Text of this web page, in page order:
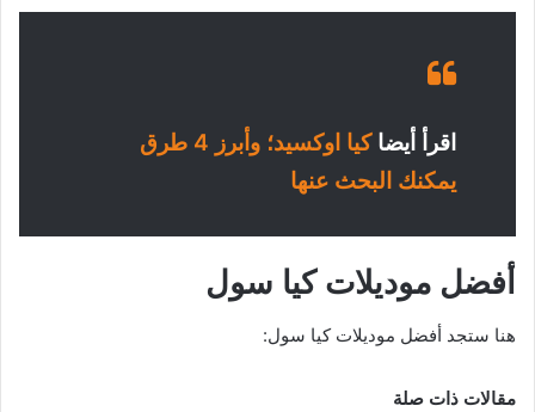
اقرأ أيضا
كيا اوكسيد؛ وأبرز 4 طرق
يمكنك البحث عنها
أفضل موديلات كيا سول
هنا ستجد أفضل موديلات كيا سول:
مقالات ذات صلة